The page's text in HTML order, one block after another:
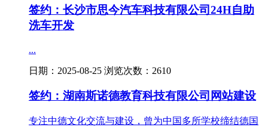
签约：长沙市思今汽车科技有限公司24H自助
洗车开发
...
日期：2025-08-25 浏览次数：2610
签约：湖南斯诺德教育科技有限公司网站建设
专注中德文化交流与建设，曾为中国多所学校缔结德国